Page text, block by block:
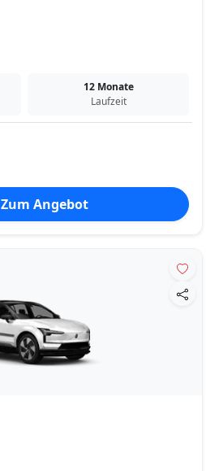
12 Monate
Laufzeit
Zum Angebot